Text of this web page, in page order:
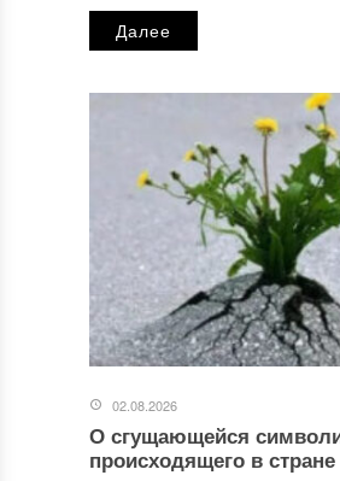
Далее
02.08.2026
О сгущающейся
происходящего в